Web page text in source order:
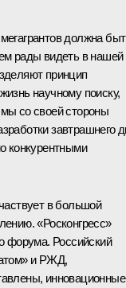
должна
рады видеть в нашей
принцип
научному поиску,
со своей стороны
завтрашнего
конкурентными
в большой
«Росконгресс»
форума. Российский
и РЖД,
инновационные